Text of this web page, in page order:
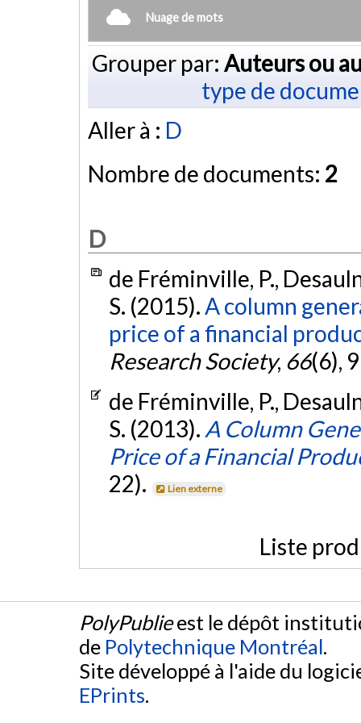
Nuage de mots
Grouper par: Auteurs ou
type de
Aller à : D
Nombre de documents: 2
D
de Fréminville, P.,
S. (2015).A column
price of a financial
Research Society, 66(6),
de Fréminville, P.,
S. (2013). A Column
Price of a Financial
22).
Lien externe
Liste
PolyPublieest le dépôt
de Polytechnique Montréal.
Site développé à l'aide du
EPrints.